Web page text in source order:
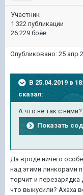
Участник
1 322 публикации
26 229 боёв
Опубликовано: 25 апр
В 25.04.2019 в
сказал:
А что не так с ними?
Показать
Да вроде ничего
над этими линкорами
торчит и перезарядка
что выкусили? Ахаха